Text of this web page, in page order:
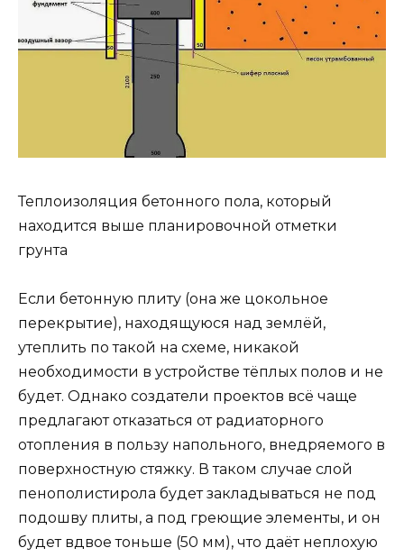
Теплоизоляция бетонного пола, который
находится выше планировочной отметки
грунта
Если бетонную плиту (она же цокольное
перекрытие), находящуюся над землёй,
утеплить по такой на схеме, никакой
необходимости в устройстве тёплых полов и не
будет. Однако создатели проектов всё чаще
предлагают отказаться от радиаторного
отопления в пользу напольного, внедряемого в
поверхностную стяжку. В таком случае слой
пенополистирола будет закладываться не под
подошву плиты, а под греющие элементы, и он
будет вдвое тоньше (50 мм), что даёт неплохую